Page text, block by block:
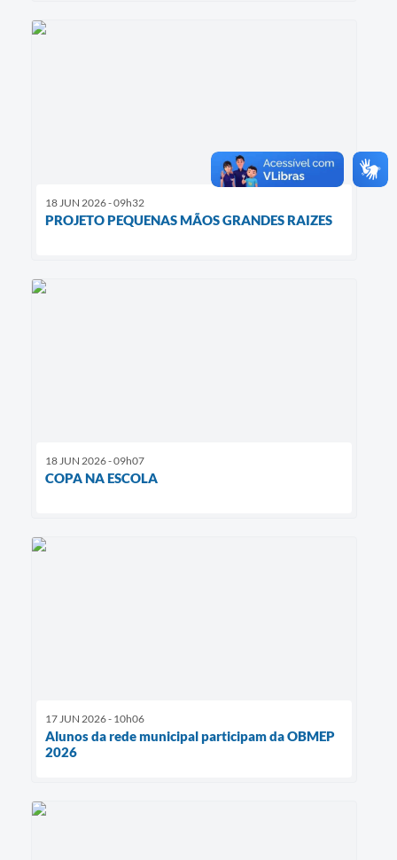
18 JUN 2026 - 09h32
PROJETO PEQUENAS MÃOS GRANDES RAIZES
18 JUN 2026 - 09h07
COPA NA ESCOLA
17 JUN 2026 - 10h06
Alunos da rede municipal participam da OBMEP
2026